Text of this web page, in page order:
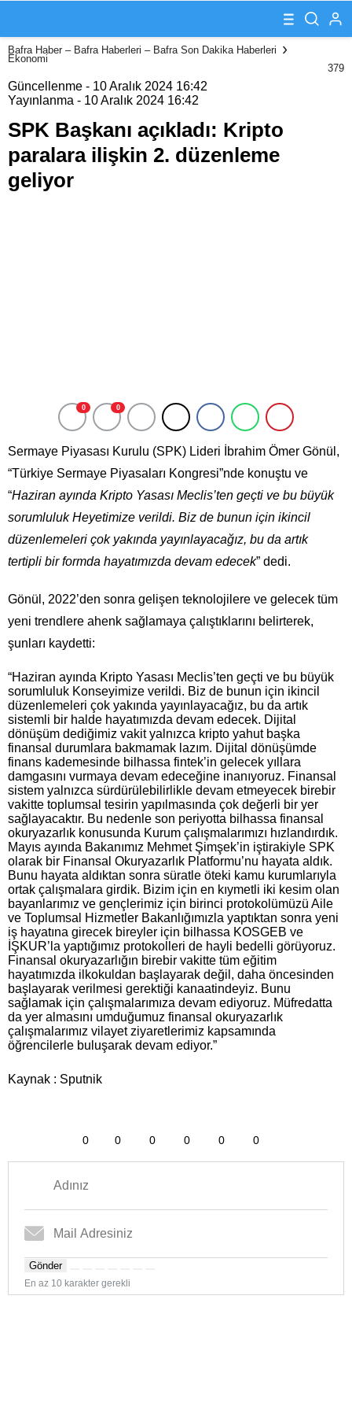
paralara ilişkin
2. düzenleme
geliyor
Bafra Haber – Bafra Haberleri – Bafra Son Dakika Haberleri
Ekonomi
379
Güncellenme - 10 Aralık 2024 16:42
Yayınlanma - 10 Aralık 2024 16:42
SPK Başkanı açıkladı: Kripto
paralara ilişkin 2. düzenleme
geliyor
0 0
Sermaye Piyasası Kurulu (SPK) Lideri İbrahim Ömer Gönül,
“Türkiye Sermaye Piyasaları Kongresi”nde konuştu ve
“Haziran ayında Kripto Yasası Meclis’ten geçti ve bu büyük
sorumluluk Heyetimize verildi. Biz de bunun için ikincil
düzenlemeleri çok yakında yayınlayacağız, bu da artık
tertipli bir formda hayatımızda devam edecek” dedi.
Gönül, 2022’den sonra gelişen teknolojilere ve gelecek tüm
yeni trendlere ahenk sağlamaya çalıştıklarını belirterek,
şunları kaydetti:
“Haziran ayında Kripto Yasası Meclis’ten geçti ve bu büyük
sorumluluk Konseyimize verildi. Biz de bunun için ikincil
düzenlemeleri çok yakında yayınlayacağız, bu da artık
sistemli bir halde hayatımızda devam edecek. Dijital
dönüşüm dediğimiz vakit yalnızca kripto yahut başka
finansal durumlara bakmamak lazım. Dijital dönüşümde
finans kademesinde bilhassa fintek’in gelecek yıllara
damgasını vurmaya devam edeceğine inanıyoruz. Finansal
sistem yalnızca sürdürülebilirlikle devam etmeyecek birebir
vakitte toplumsal tesirin yapılmasında çok değerli bir yer
sağlayacaktır. Bu nedenle son periyotta bilhassa finansal
okuryazarlık konusunda Kurum çalışmalarımızı hızlandırdık.
Mayıs ayında Bakanımız Mehmet Şimşek’in iştirakiyle SPK
olarak bir Finansal Okuryazarlık Platformu’nu hayata aldık.
Bunu hayata aldıktan sonra süratle öteki kamu kurumlarıyla
ortak çalışmalara girdik. Bizim için en kıymetli iki kesim olan
bayanlarımız ve gençlerimiz için birinci protokolümüzü Aile
ve Toplumsal Hizmetler Bakanlığımızla yaptıktan sonra yeni
iş hayatına girecek bireyler için bilhassa KOSGEB ve
İŞKUR’la yaptığımız protokolleri de hayli bedelli görüyoruz.
Finansal okuryazarlığın birebir vakitte tüm eğitim
hayatımızda ilkokuldan başlayarak değil, daha öncesinden
başlayarak verilmesi gerektiği kanaatindeyiz. Bunu
sağlamak için çalışmalarımıza devam ediyoruz. Müfredatta
da yer almasını umduğumuz finansal okuryazarlık
çalışmalarımız vilayet ziyaretlerimiz kapsamında
öğrencilerle buluşarak devam ediyor.”
Kaynak : Sputnik
0 0 0 0 0 0
Gönder
En az 10 karakter gerekli